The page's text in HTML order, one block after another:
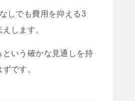
しでも費用を抑える3
します。
いう確かな見通しを持
です。